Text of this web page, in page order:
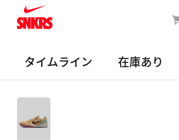
タイムライン 在庫あり